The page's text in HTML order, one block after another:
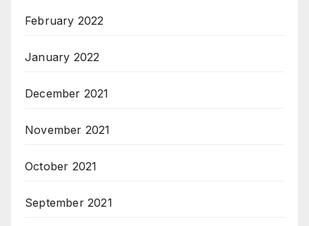
February 2022
January 2022
December 2021
November 2021
October 2021
September 2021